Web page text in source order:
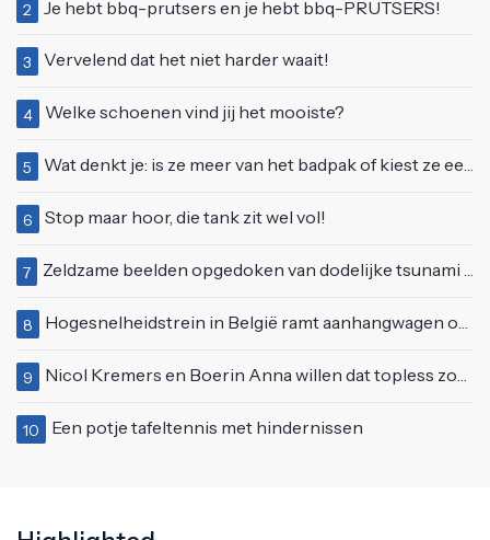
2 Je hebt bbq-prutsers en je hebt bbq-PRUTSERS!
3 Vervelend dat het niet harder waait!
4 Welke schoenen vind jij het mooiste?
5 Wat denkt je: is ze meer van het badpak of kiest ze eerder voor een bikini?
6 Stop maar hoor, die tank zit wel vol!
7 Zeldzame beelden opgedoken van dodelijke tsunami uit 2004
8 Hogesnelheidstrein in België ramt aanhangwagen op een spoorwegovergang in Doornik
9 Nicol Kremers en Boerin Anna willen dat topless zonnen geen taboe meer is
10 Een potje tafeltennis met hindernissen